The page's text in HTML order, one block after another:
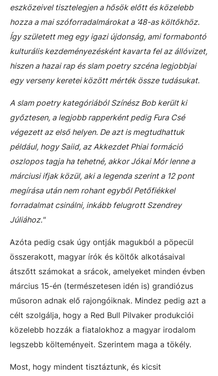
eszközeivel tisztelegjen a hősök előtt és közelebb
hozza a mai szóforradalmárokat a ’48-as költőkhöz.
Így született meg egy igazi újdonság, ami formabontó
kulturális kezdeményezésként kavarta fel az állóvizet,
hiszen a hazai rap és slam poetry szcéna legjobbjai
egy verseny keretei között mérték össze tudásukat.
A slam poetry kategóriából Színész Bob került ki
győztesen, a legjobb rapperként pedig Fura Csé
végezett az első helyen. De azt is megtudhattuk
például, hogy Saiid, az Akkezdet Phiai formáció
oszlopos tagja ha tehetné, akkor Jókai Mór lenne a
márciusi ifjak közül, aki a legenda szerint a 12 pont
megírása után nem rohant egyből Petőfiékkel
forradalmat csinálni, inkább felugrott Szendrey
Júliához."
Azóta pedig csak úgy ontják magukból a pöpecül
összerakott, magyar írók és költők alkotásaival
átszőtt számokat a srácok, amelyeket minden évben
március 15-én (természetesen idén is) grandiózus
műsoron adnak elő rajongóiknak. Mindez pedig azt a
célt szolgálja, hogy a Red Bull Pilvaker produkciói
közelebb hozzák a fiatalokhoz a magyar irodalom
legszebb költeményeit. Szerintem maga a tökély.
Most, hogy mindent tisztáztunk, és kicsit